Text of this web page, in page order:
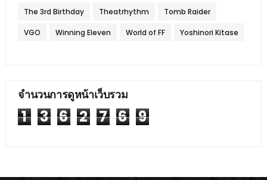
The 3rd Birthday Theatrhythm Tomb Raider
VGO Winning Eleven World of FF Yoshinori Kitase
จำนวนการดูหน้าเว็บรวม
1 3 6 2 7 6 9